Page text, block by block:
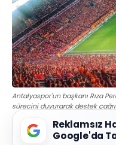
Antalyaspor'un başkanı Rıza
sürecini duyurarak destek
Reklamsız
Google'da